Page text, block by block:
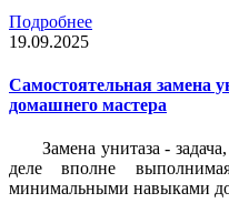
Подробнее
19.09.2025
Самостоятельная замена
домашнего мастера
Замена унитаза -
деле вполне
минимальными навыками